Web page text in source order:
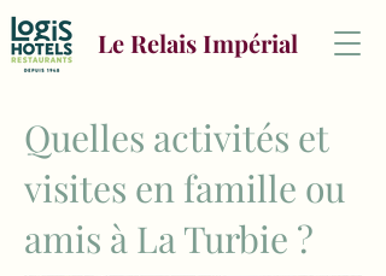
Le Relais Impérial
Quelles activités et
visites en famille ou
amis à La Turbie ?